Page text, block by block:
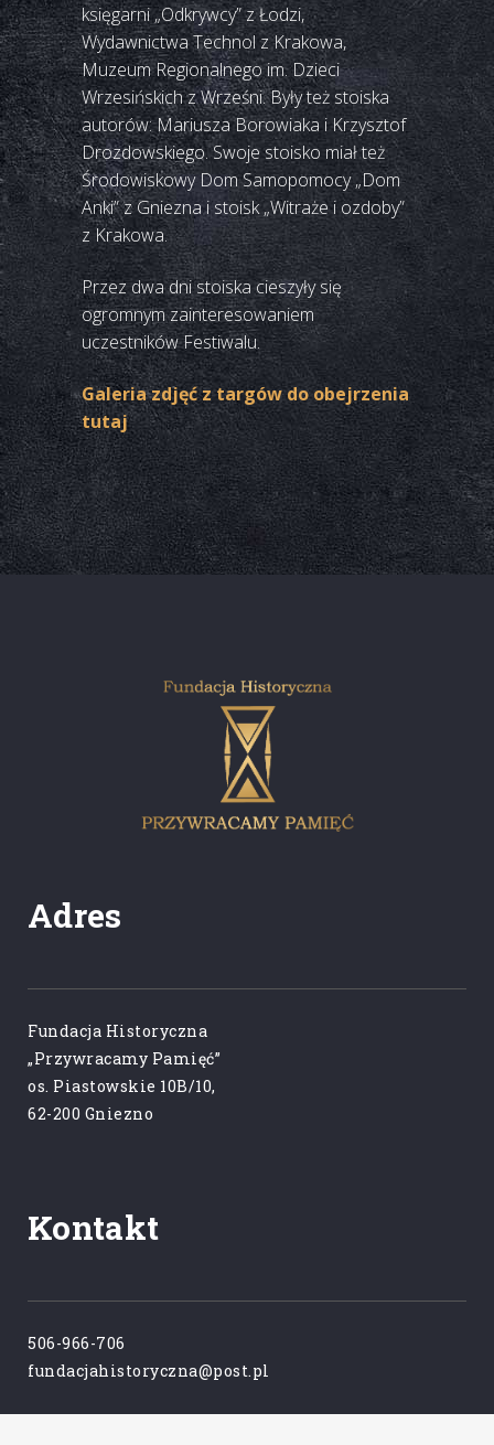
księgarni „Odkrywcy” z Łodzi,
Wydawnictwa Technol z Krakowa,
Muzeum Regionalnego im. Dzieci
Wrzesińskich z Wrześni. Były też stoiska
autorów: Mariusza Borowiaka i Krzysztof
Drozdowskiego. Swoje stoisko miał też
Środowiskowy Dom Samopomocy „Dom
Anki” z Gniezna i stoisk „Witraże i ozdoby”
z Krakowa.
Przez dwa dni stoiska cieszyły się
ogromnym zainteresowaniem
uczestników Festiwalu.
Galeria zdjęć z targów do obejrzenia
tutaj
Adres
Fundacja Historyczna
„Przywracamy Pamięć”
os. Piastowskie 10B/10,
62-200 Gniezno
Kontakt
506-966-706
fundacjahistoryczna@post.pl